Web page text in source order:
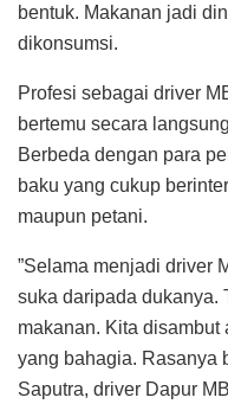
bentuk. Makanan jadi
dikonsumsi.
Profesi sebagai driver
bertemu secara
Berbeda dengan para
baku yang cukup
maupun petani.
”Selama menjadi driver
suka daripada dukanya.
makanan. Kita
yang bahagia. Rasanya
Saputra, driver Dapur